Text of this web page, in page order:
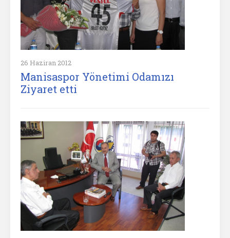
26 Haziran 2012
Manisaspor Yönetimi Odamızı
Ziyaret etti